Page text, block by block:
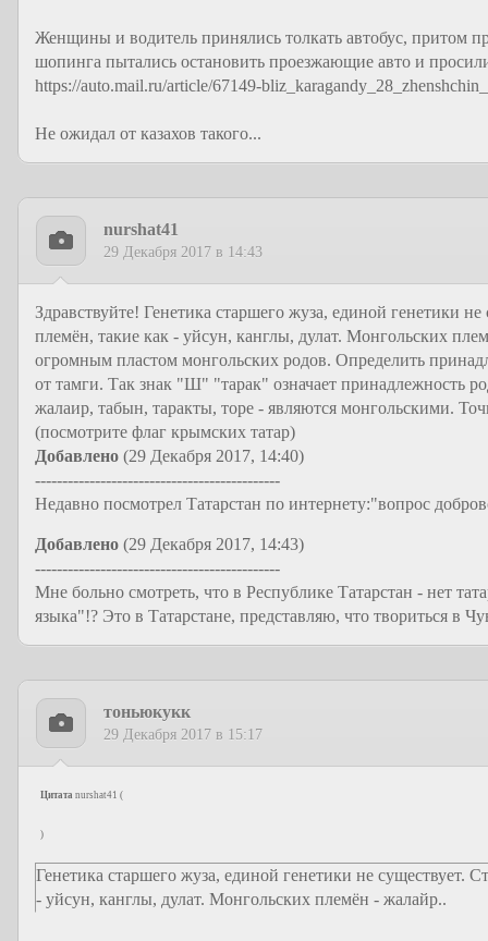
Женщины и водитель принялись толкать автобус, притом
шопинга пытались остановить проезжающие авто и
https://auto.mail.ru/article/67149-
Не ожидал от казахов такого...
nurshat41
29 Декабря 2017 в 14:43
Здравствуйте! Генетика старшего жуза, единой генетики
племён, такие как - уйсун, канглы, дулат. Монгольских
огромным пластом монгольских родов. Определить
от тамги. Так знак "Ш" "тарак" означает принадлежность
жалаир, табын, таракты, торе - являются монгольскими.
(посмотрите флаг крымских татар)
Добавлено (29 Декабря 2017, 14:40)
---------------------------------------------
Недавно посмотрел Татарстан по интернету:"вопрос
Добавлено (29 Декабря 2017, 14:43)
---------------------------------------------
Мне больно смотреть, что в Республике Татарстан - нет
языка"!? Это в Татарстане, представляю, что твориться
тоньюкукк
29 Декабря 2017 в 15:17
Цитата nurshat41 (
)
Генетика старшего жуза, единой генетики не существует.
- уйсун, канглы, дулат. Монгольских племён - жалайр..